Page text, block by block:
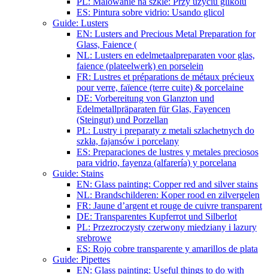
ES: Pintura sobre vidrio: Usando glicol
Guide: Lusters
EN: Lusters and Precious Metal Preparation for
Glass, Faience (
NL: Lusters en edelmetaalpreparaten voor glas,
faience (plateelwerk) en porselein
FR: Lustres et préparations de métaux précieux
pour verre, faïence (terre cuite) & porcelaine
DE: Vorbereitung von Glanzton und
Edelmetallpräparaten für Glas, Fayencen
(Steingut) und Porzellan
PL: Lustry i preparaty z metali szlachetnych do
szkła, fajansów i porcelany
ES: Preparaciones de lustres y metales preciosos
para vidrio, fayenza (alfarería) y porcelana
Guide: Stains
EN: Glass painting: Copper red and silver stains
NL: Brandschilderen: Koper rood en zilvergelen
FR: Jaune d’argent et rouge de cuivre transparent
DE: Transparentes Kupferrot und Silberlot
PL: Przezroczysty czerwony miedziany i lazury
srebrowe
ES: Rojo cobre transparente y amarillos de plata
Guide: Pipettes
EN: Glass painting: Useful things to do with